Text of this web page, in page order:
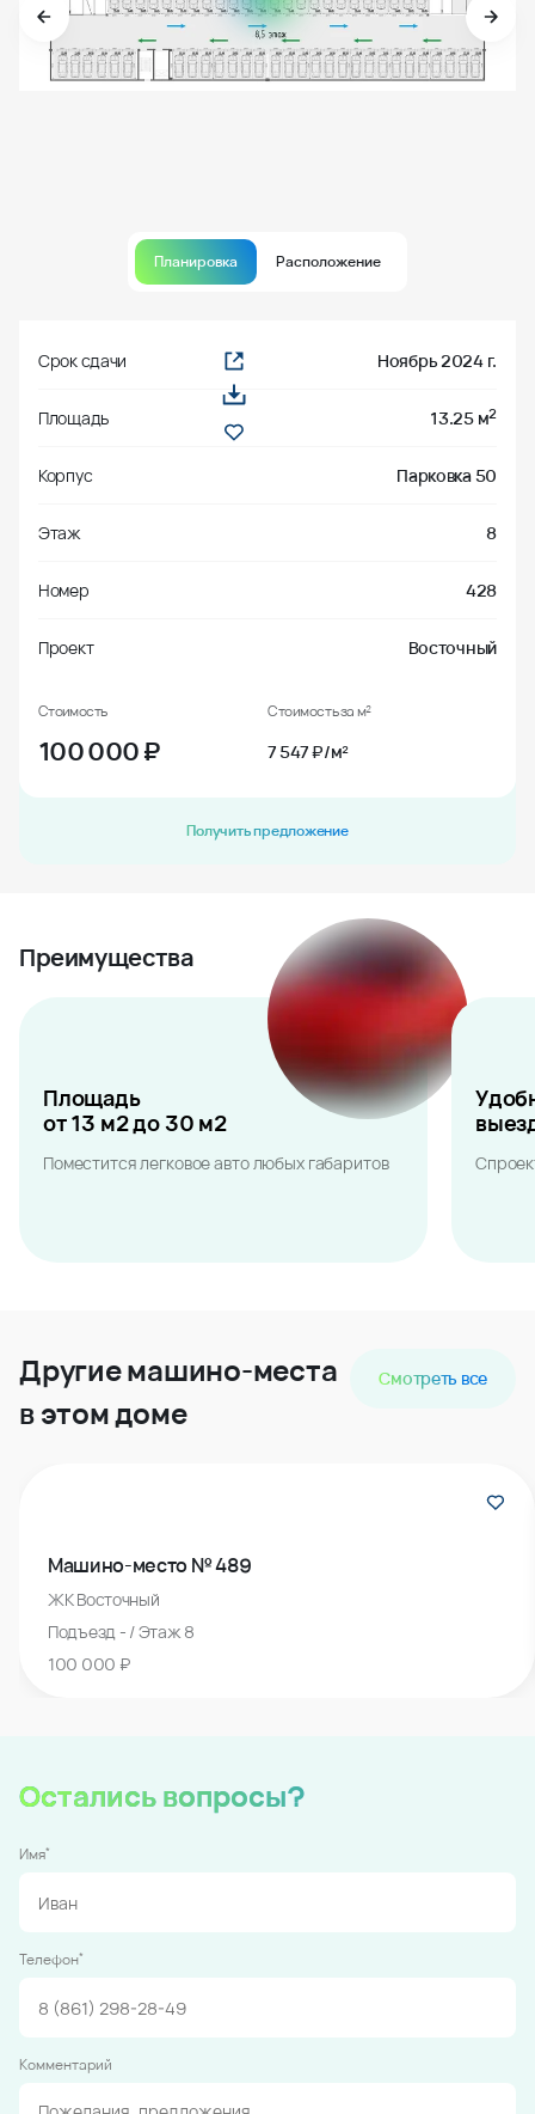
Планировка Расположение
Срок сдачи Ноябрь 2024 г.
Площадь 13.25 м2
Корпус Парковка 50
Этаж 8
Номер 428
Проект Восточный
Стоимость
100 000₽
Стоимость за м²
7 547 ₽/м²
Получить предложение
Преимущества
Площадь
от 13 м2 до 30 м2
Поместится легковое авто любых габаритов
Другие машино-места
в этом доме
Смотреть все
Машино-место № 489
ЖК Восточный
Подъезд - / Этаж 8
100 000 ₽
Остались вопросы?
Имя*
Телефон*
Комментарий